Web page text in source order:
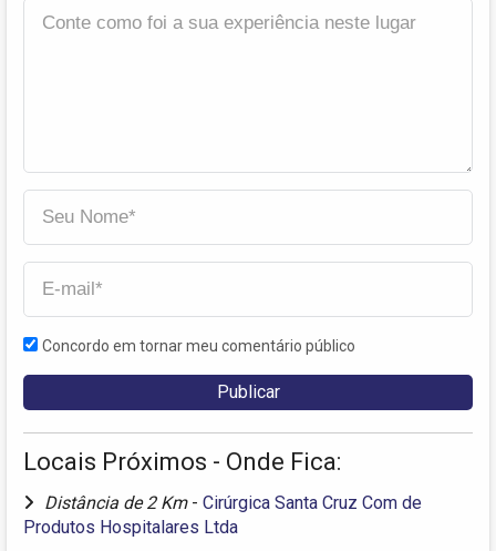
Concordo em tornar meu comentário público
Locais Próximos - Onde Fica:
Distância de 2 Km - Cirúrgica Santa Cruz Com de
Produtos Hospitalares Ltda